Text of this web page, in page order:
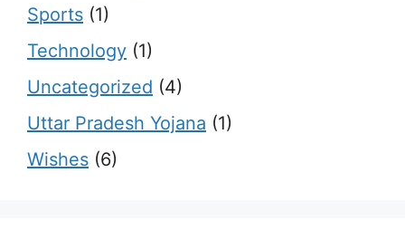
Sports (1)
Technology (1)
Uncategorized (4)
Uttar Pradesh Yojana (1)
Wishes (6)